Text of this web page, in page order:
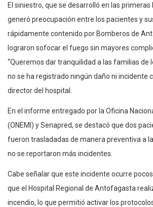
El siniestro, que se desarrolló en las primeras
generó preocupación entre los pacientes y
rápidamente contenido por Bomberos de
lograron sofocar el fuego sin mayores
“Queremos dar tranquilidad a las familias de
no se ha registrado ningún daño ni incidente
director del hospital.
En el informe entregado por la Oficina
(ONEMI) y Senapred, se destacó que dos
fueron trasladadas de manera preventiva a la
no se reportaron más incidentes.
Cabe señalar que este incidente ocurre
que el Hospital Regional de Antofagasta
incendio, lo que permitió activar los